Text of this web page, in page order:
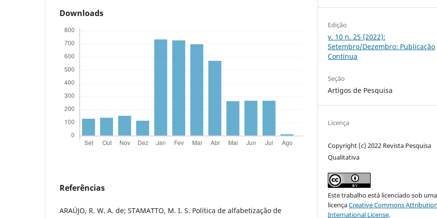
Downloads
Referências
ARAÚJO, R. W. A. de; STAMATTO, M. I. S. Política de alfabetização de
Edição
v. 10 n. 25 (2022):
Setembro/Dezembro: Publicação
Contínua
Seção
Artigos de Pesquisa
Licença
Copyright (c) 2022 Revista Pesquisa
Qualitativa
Este trabalho está licenciado sob uma
licençaCreative Commons
International License.